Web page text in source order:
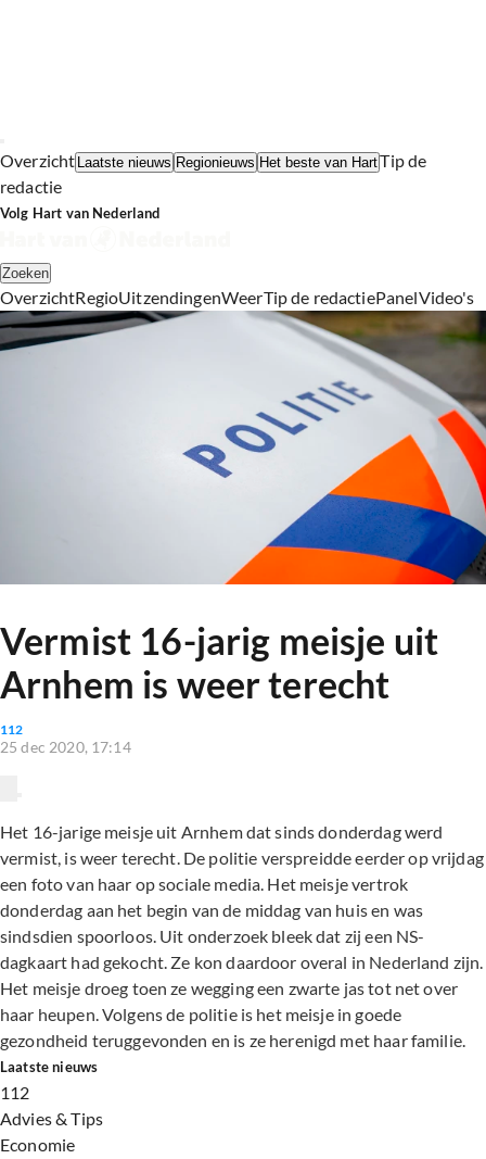
Overzicht Laatste nieuws Regionieuws Het beste van HartTip de
redactie
Volg Hart van Nederland
Zoeken
OverzichtRegioUitzendingenWeerTip de redactiePanelVideo's
Vermist 16-jarig meisje uit
Arnhem is weer terecht
112
25 dec 2020, 17:14
Het 16-jarige meisje uit Arnhem dat sinds donderdag werd
vermist, is weer terecht. De politie verspreidde eerder op vrijdag
een foto van haar op sociale media. Het meisje vertrok
donderdag aan het begin van de middag van huis en was
sindsdien spoorloos. Uit onderzoek bleek dat zij een NS-
dagkaart had gekocht. Ze kon daardoor overal in Nederland zijn.
Het meisje droeg toen ze wegging een zwarte jas tot net over
haar heupen. Volgens de politie is het meisje in goede
gezondheid teruggevonden en is ze herenigd met haar familie.
Laatste nieuws
112
Advies & Tips
Economie